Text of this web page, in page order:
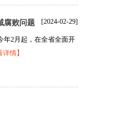
腐败问题 [2024-02-29]
年2月起，在全省全面开
详情】